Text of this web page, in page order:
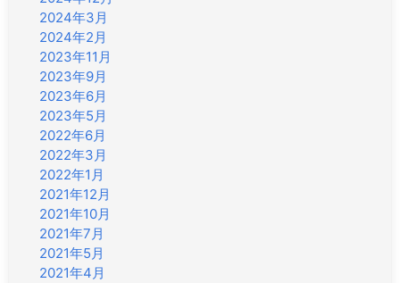
2024年3月
2024年2月
2023年11月
2023年9月
2023年6月
2023年5月
2022年6月
2022年3月
2022年1月
2021年12月
2021年10月
2021年7月
2021年5月
2021年4月